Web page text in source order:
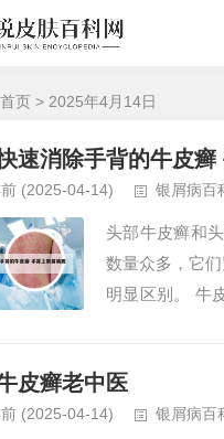
首页 > 2025年4月14日
速消除手背的牛皮
(2025-04-14) 银屑病百
头部牛皮癣和
数量众多，它
明显区别。 牛
皮癣老中医
(2025-04-14) 银屑病百